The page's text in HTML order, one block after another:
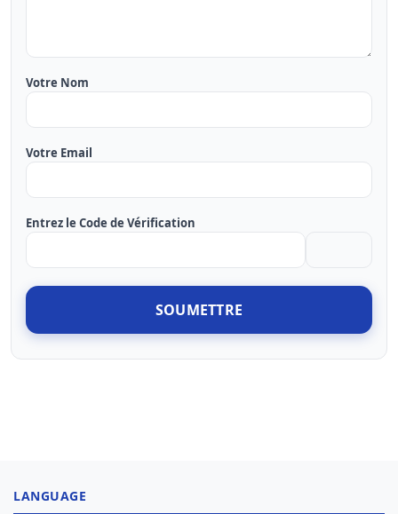
Votre Nom
Votre Email
Entrez le Code de Vérification
SOUMETTRE
LANGUAGE